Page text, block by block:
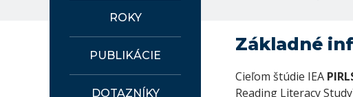
ROKY
PUBLIKÁCIE
DOTAZNÍKY
Základné
Cieľom štúdie IEA
Reading Literacy